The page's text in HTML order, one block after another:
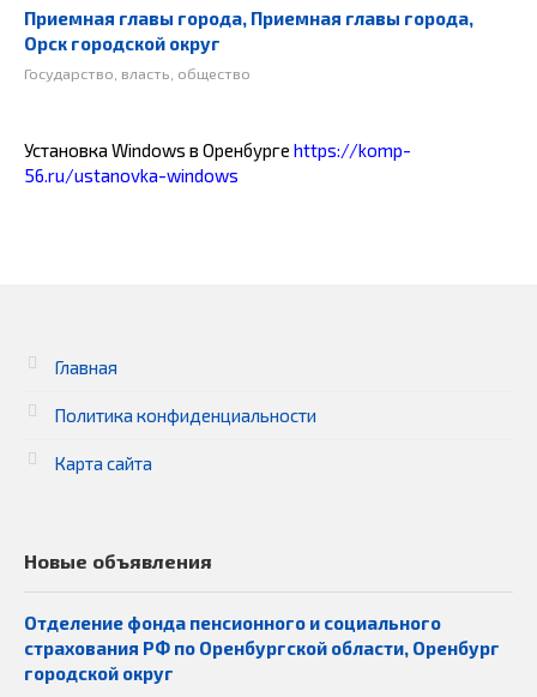
Приемная главы города, Приемная главы города,
Орск городской округ
Государство, власть, общество
Установка Windows в Оренбурге https://komp-
56.ru/ustanovka-windows
Главная
Политика конфиденциальности
Карта сайта
Новые объявления
Отделение фонда пенсионного и социального
страхования РФ по Оренбургской области, Оренбург
городской округ